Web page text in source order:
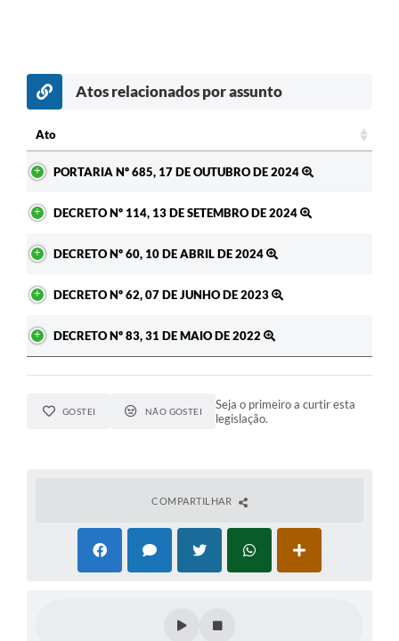
Atos relacionados por assunto
Ato
PORTARIA Nº 685, 17 DE OUTUBRO DE 2024
DECRETO Nº 114, 13 DE SETEMBRO DE 2024
DECRETO Nº 60, 10 DE ABRIL DE 2024
DECRETO Nº 62, 07 DE JUNHO DE 2023
DECRETO Nº 83, 31 DE MAIO DE 2022
GOSTEI NÃO GOSTEI
Seja o primeiro a curtir esta
legislação.
COMPARTILHAR